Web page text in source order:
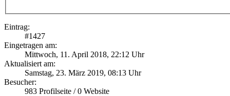
Eintrag:
#1427
Eingetragen am:
Mittwoch, 11. April 2018, 22:12 Uhr
Aktualisiert am:
Samstag, 23. März 2019, 08:13 Uhr
Besucher:
983 Profilseite /0 Website